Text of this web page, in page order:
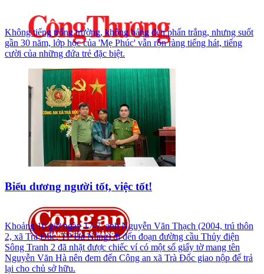
Không tiếng trống trường, không bảng đen phấn trắng, nhưng suốt
gần 30 năm, lớp học của 'Mẹ Phúc' vẫn rộn ràng tiếng hát, tiếng
cười của những đứa trẻ đặc biệt.
Biểu dương người tốt, việc tốt!
Khoảng 10 giờ ngày 17-7, anh Nguyễn Văn Thạch (2004, trú thôn
2, xã Trà Đốc, TP Đà Nẵng) đi đến đoạn đường cầu Thủy điện
Sông Tranh 2 đã nhặt được chiếc ví có một số giấy tờ mang tên
Nguyễn Văn Hà nên đem đến Công an xã Trà Đốc giao nộp để trả
lại cho chủ sở hữu.